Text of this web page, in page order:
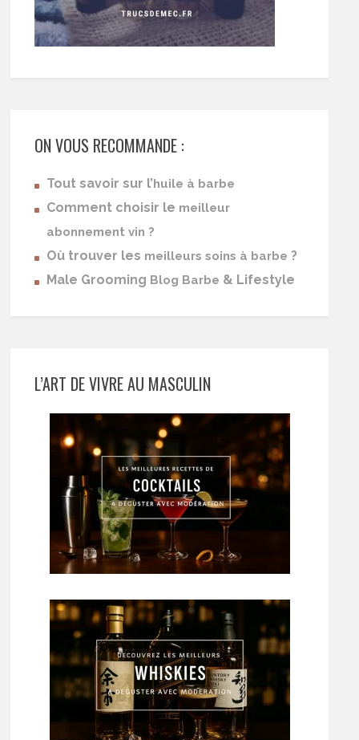
ON VOUS RECOMMANDE :
Tout savoir sur l’huile à barbe
Comment choisir le meilleur
abonnement vin ?
Où trouver les meilleurs soins à barbe ?
Male Grooming Blog Barbe & Lifestyle
L’ART DE VIVRE AU MASCULIN